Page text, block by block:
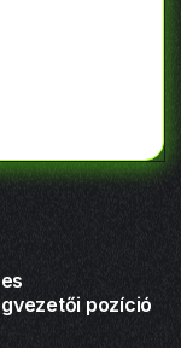
pozíció